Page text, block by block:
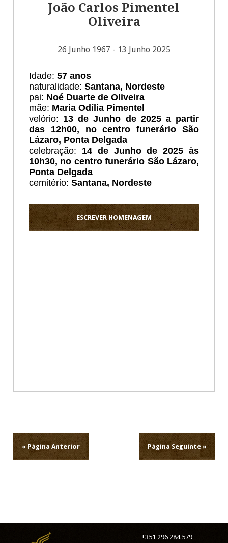
João Carlos Pimentel
Oliveira
26 Junho 1967 - 13 Junho 2025
Idade: 57 anos
naturalidade: Santana, Nordeste
pai: Noé Duarte de Oliveira
mãe: Maria Odília Pimentel
velório: 13 de Junho de 2025 a partir
das 12h00, no centro funerário São
Lázaro, Ponta Delgada
celebração: 14 de Junho de 2025 às
10h30, no centro funerário São Lázaro,
Ponta Delgada
cemitério: Santana, Nordeste
ESCREVER HOMENAGEM
de
artigos
Página Seguinte »
« Página Anterior
+351 296 284 579